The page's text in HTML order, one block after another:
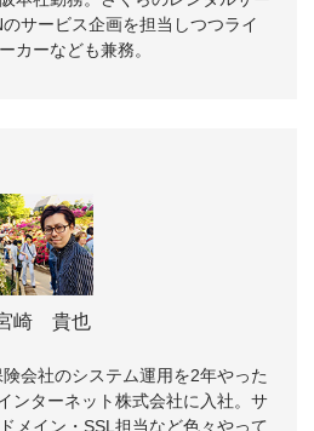
サービス企画を担当しつつライ
カーなども兼務。
崎 貴也
会社のシステム運用を2年やった
ンターネット株式会社に入社。サ
メイン・SSL担当など色々やって